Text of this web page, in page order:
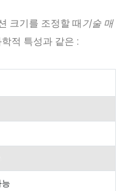
크기를 조정할 때기술 매
적 특성과 같은 :